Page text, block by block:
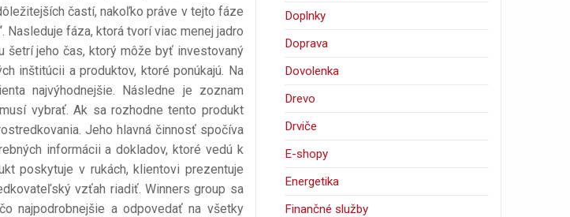
častí, nakoľko práve v tejto fáze
Nasleduje fáza, ktorá tvorí viac menej jadro
šetrí jeho čas, ktorý môže byť investovaný
inštitúcii a produktov, ktoré ponúkajú. Na
najvýhodnejšie. Následne je zoznam
vybrať. Ak sa rozhodne tento produkt
Jeho hlavná činnosť spočíva
informácii a dokladov, ktoré vedú k
poskytuje v rukách, klientovi prezentuje
vzťah riadiť. Winners group sa
najpodrobnejšie a odpovedať na všetky
Doplnky
Doprava
Dovolenka
Drevo
Drviče
E-shopy
Energetika
Finančné služby